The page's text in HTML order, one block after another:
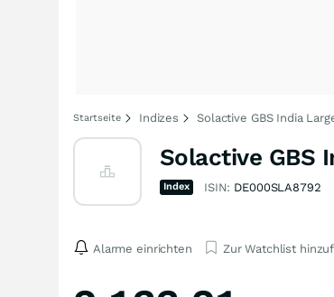
Startseite Indizes Solactive GBS India
Solactive GBS
Index ISIN: DE000SLA8792
Alarme einrichten Zur Watchlist